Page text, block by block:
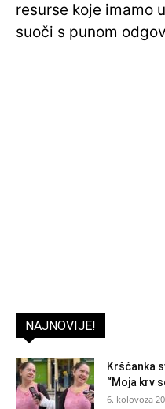
resurse koje imamo
suoči s punom
NAJNOVIJE!
Kršćanka
“Moja krv
6. kolovoza